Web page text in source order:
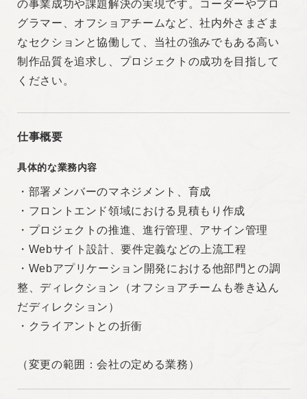
る方
・自責思考で考え、チームでの成果や成長を目指せ
る方
・プロジェクトメンバーとコミュニケーションを取
り協働して制作に当たれる方
雇用形態
正社員
契約期間
期間の定めなし
の事業成功や課題解決の実現です。コーダーやプロ
グラマー、オフショアチームなど、社内外さまざま
なセクションと協働して、当社の強みでもある高い
制作品質を追求し、プロジェクトの成功を目指して
ください。
仕事概要
具体的な業務内容
・部署メンバーのマネジメント、育成
・フロントエンド領域における見積もり作成
・プロジェクトの推進、進行管理、アサイン管理
・Webサイト設計、要件定義などの上流工程
・Webアプリケーション開発における他部門との調
整、ディレクション（オフショアチームも巻き込ん
だディレクション）
・クライアントとの折衝
（変更の範囲：会社の定める業務）